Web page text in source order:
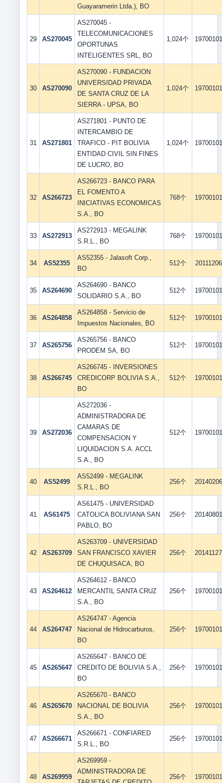
Guayaramerin Ltda.), BO
29 AS270045
AS270045 -
TELECOMUNICACIONES
OPORTUNAS
INTELIGENTES SRL, BO
1,024个 19700101
30 AS270090
AS270090 - FUNDACION
UNIVERSIDAD PRIVADA
DE SANTA CRUZ DE LA
SIERRA - UPSA, BO
1,024个 19700101
31 AS271801
AS271801 - PUNTO DE
INTERCAMBIO DE
TRAFICO - PIT BOLIVIA
ENTIDAD CIVIL SIN FINES
DE LUCRO, BO
1,024个 19700101
32 AS266723
AS266723 - BANCO PARA
EL FOMENTO A
INICIATIVAS ECONOMICAS
S.A., BO
768个 19700101
33 AS272913
AS272913 - MEGALINK
S.R.L., BO
768个 19700101
34 AS52355
AS52355 - Jalasoft Corp.,
BO
512个 20111206
35 AS264690
AS264690 - BANCO
SOLIDARIO S.A., BO
512个 19700101
36 AS264858
AS264858 - Servicio de
Impuestos Nacionales, BO
512个 19700101
37 AS265756
AS265756 - BANCO
PRODEM SA, BO
512个 19700101
38 AS266745
AS266745 - INVERSIONES
CREDICORP BOLIVIA S.A.,
BO
512个 19700101
39 AS272036
AS272036 -
ADMINISTRADORA DE
CAMARAS DE
COMPENSACION Y
LIQUIDACION S.A. ACCL
S.A., BO
512个 19700101
40 AS52499
AS52499 - MEGALINK
S.R.L., BO
256个 20140206
41 AS61475
AS61475 - UNIVERSIDAD
CATOLICA BOLIVIANA SAN
PABLO, BO
256个 20140801
42 AS263709
AS263709 - UNIVERSIDAD
SAN FRANCISCO XAVIER
DE CHUQUISACA, BO
256个 20141127
43 AS264612
AS264612 - BANCO
MERCANTIL SANTA CRUZ
S.A., BO
256个 19700101
44 AS264747
AS264747 - Agencia
Nacional de Hidrocarburos,
BO
256个 19700101
45 AS265647
AS265647 - BANCO DE
CREDITO DE BOLIVIA S.A.,
BO
256个 19700101
46 AS265670
AS265670 - BANCO
NACIONAL DE BOLIVIA
S.A., BO
256个 19700101
47 AS266671
AS266671 - CONFIARED
S.R.L., BO
256个 19700101
48 AS269959
AS269959 -
ADMINISTRADORA DE
256个 19700101